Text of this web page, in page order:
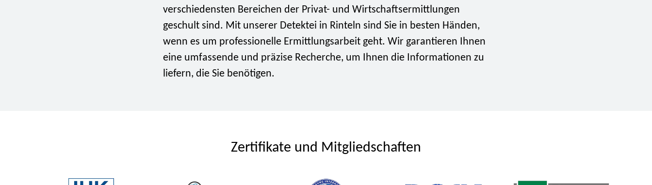
verschiedensten Bereichen der Privat- und Wirtschaftsermittlungen
geschult sind. Mit unserer Detektei in Rinteln sind Sie in besten Händen,
wenn es um professionelle Ermittlungsarbeit geht. Wir garantieren Ihnen
eine umfassende und präzise Recherche, um Ihnen die Informationen zu
liefern, die Sie benötigen.
Zertifikate und Mitgliedschaften